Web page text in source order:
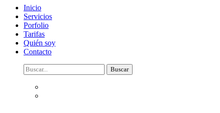
Inicio
Servicios
Porfolio
Tarifas
Quién soy
Contacto
Buscar: